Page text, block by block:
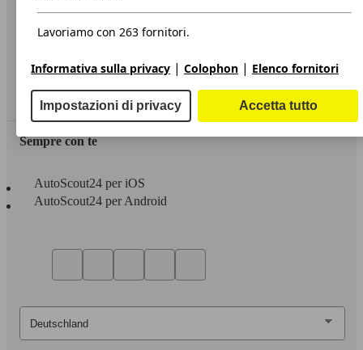
Privacy
Dichiarazione di Accessibilità
Servizi
Area rivenditori
Sempre con te
AutoScout24 per iOS
AutoScout24 per Android
Lavoriamo con 263 fornitori.
Informativa sulla privacy | Colophon | Elenco fornitori
Impostazioni di privacy Accetta tutto